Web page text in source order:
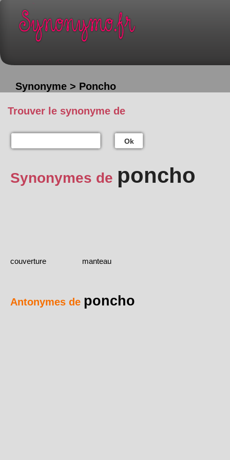
Synonyme > Poncho
Trouver le synonyme de
Ok
Synonymes de poncho
couverture manteau
Antonymes de poncho